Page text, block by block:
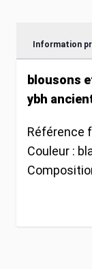
Information
blousons
ybh
Référence
Couleur :